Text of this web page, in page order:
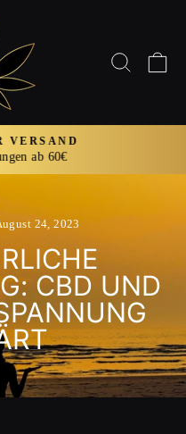
VERSAND
ab 60€
24, 2023
CBD UND